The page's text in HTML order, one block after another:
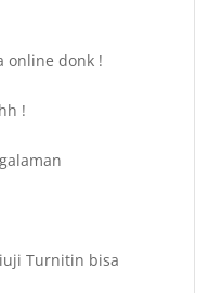
online donk !
!
Turnitin bisa